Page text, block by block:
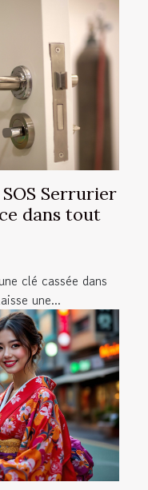
Serrurier
dans tout
clé cassée dans
une...